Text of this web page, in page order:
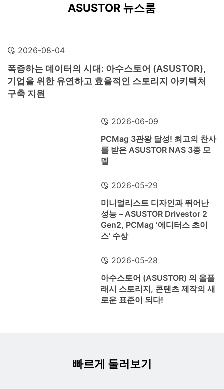
ASUSTOR 뉴스룸
2026-08-04
폭증하는 데이터의 시대: 아수스토어 (ASUSTOR),
기업을 위한 유연하고 효율적인 스토리지 아키텍처
구축 지원
2026-06-09
PCMag 3관왕 달성! 최고의 찬사
를 받은 ASUSTOR NAS 3종 모
델
2026-05-29
미니멀리스트 디자인과 뛰어난
성능 – ASUSTOR Drivestor 2
Gen2, PCMag ‘에디터스 초이
스’ 수상
2026-05-28
아수스토어 (ASUSTOR) 의 올플
래시 스토리지, 콘텐츠 제작의 새
로운 표준이 되다!
빠르게 둘러보기